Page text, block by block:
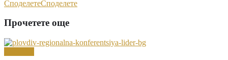
СподелетеСподелете
Прочетете още